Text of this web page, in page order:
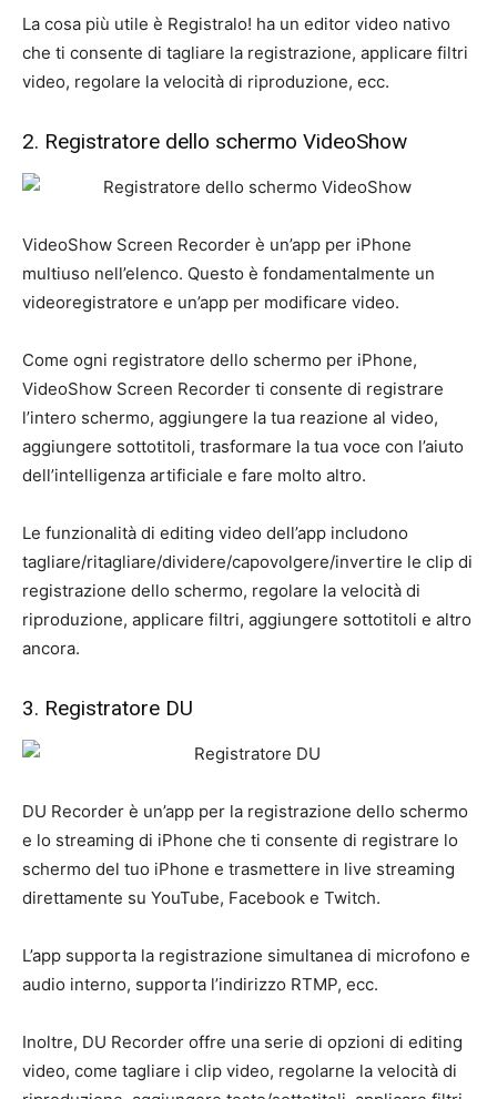
La cosa più utile è Registralo! ha un editor video nativo
che ti consente di tagliare la registrazione, applicare filtri
video, regolare la velocità di riproduzione, ecc.
2. Registratore dello schermo VideoShow
VideoShow Screen Recorder è un’app per iPhone
multiuso nell’elenco. Questo è fondamentalmente un
videoregistratore e un’app per modificare video.
Come ogni registratore dello schermo per iPhone,
VideoShow Screen Recorder ti consente di registrare
l’intero schermo, aggiungere la tua reazione al video,
aggiungere sottotitoli, trasformare la tua voce con l’aiuto
dell’intelligenza artificiale e fare molto altro.
Le funzionalità di editing video dell’app includono
tagliare/ritagliare/dividere/capovolgere/invertire le clip di
registrazione dello schermo, regolare la velocità di
riproduzione, applicare filtri, aggiungere sottotitoli e altro
ancora.
3. Registratore DU
DU Recorder è un’app per la registrazione dello schermo
e lo streaming di iPhone che ti consente di registrare lo
schermo del tuo iPhone e trasmettere in live streaming
direttamente su YouTube, Facebook e Twitch.
L’app supporta la registrazione simultanea di microfono e
audio interno, supporta l’indirizzo RTMP, ecc.
Inoltre, DU Recorder offre una serie di opzioni di editing
video, come tagliare i clip video, regolarne la velocità di